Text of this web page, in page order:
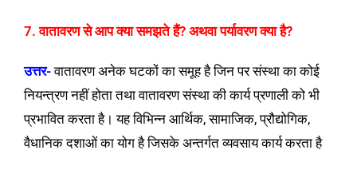
7. वातावरण से आप क्या समझते हैं? अथवा पर्यावरण क्या है?
उत्तर-वातावरण अनेक घटकों का समूह है जिन पर संस्था का कोई
नियन्त्रण नहीं होता तथा वातावरण संस्था की कार्य प्रणाली को भी
प्रभावित करता है। यह विभिन्न आर्थिक, सामाजिक, प्रौद्योगिक,
वैधानिक दशाओं का योग है जिसके अन्तर्गत व्यवसाय कार्य करता है